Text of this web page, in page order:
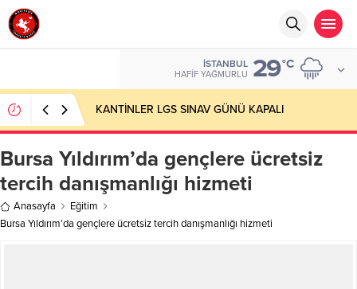
İSTANBUL
HAFIF YAĞMURLU 29°C
KANTİNLER LGS SINAV GÜNÜ KAPALI
Bursa Yıldırım’da gençlere ücretsiz
tercih danışmanlığı hizmeti
Anasayfa
Eğitim
Bursa Yıldırım’da gençlere ücretsiz tercih danışmanlığı hizmeti